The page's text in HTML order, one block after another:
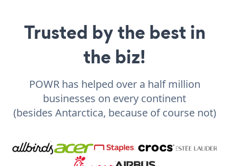
Trusted by the best in
the biz!
POWR has helped over a half million
businesses on every continent
(besides Antarctica, because of course not)